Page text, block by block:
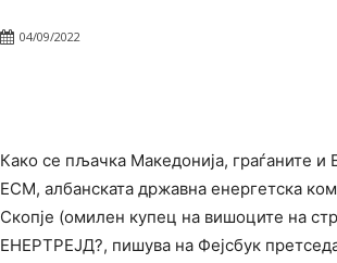
04/09/2022
Како се пљачка Македонија, граѓаните
ЕСМ, албанската државна енергетска
Скопје (омилен купец на вишоците на
ЕНЕРТРЕЈД?, пишува на Фејсбук